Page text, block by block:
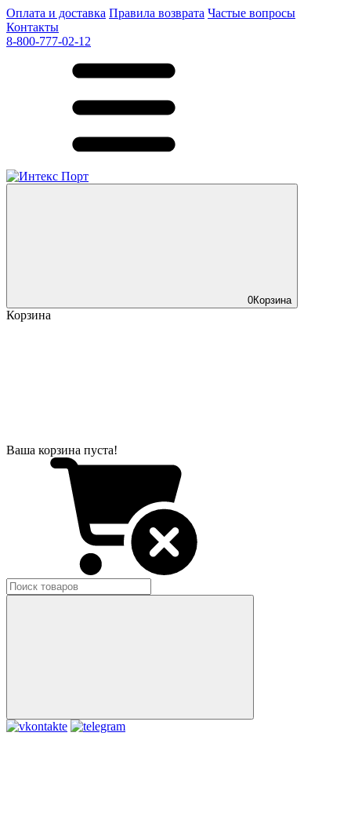
Оплата и доставка Правила возврата Частые вопросы
Контакты
8-800-777-02-12
0Корзина
Корзина
Ваша корзина пуста!